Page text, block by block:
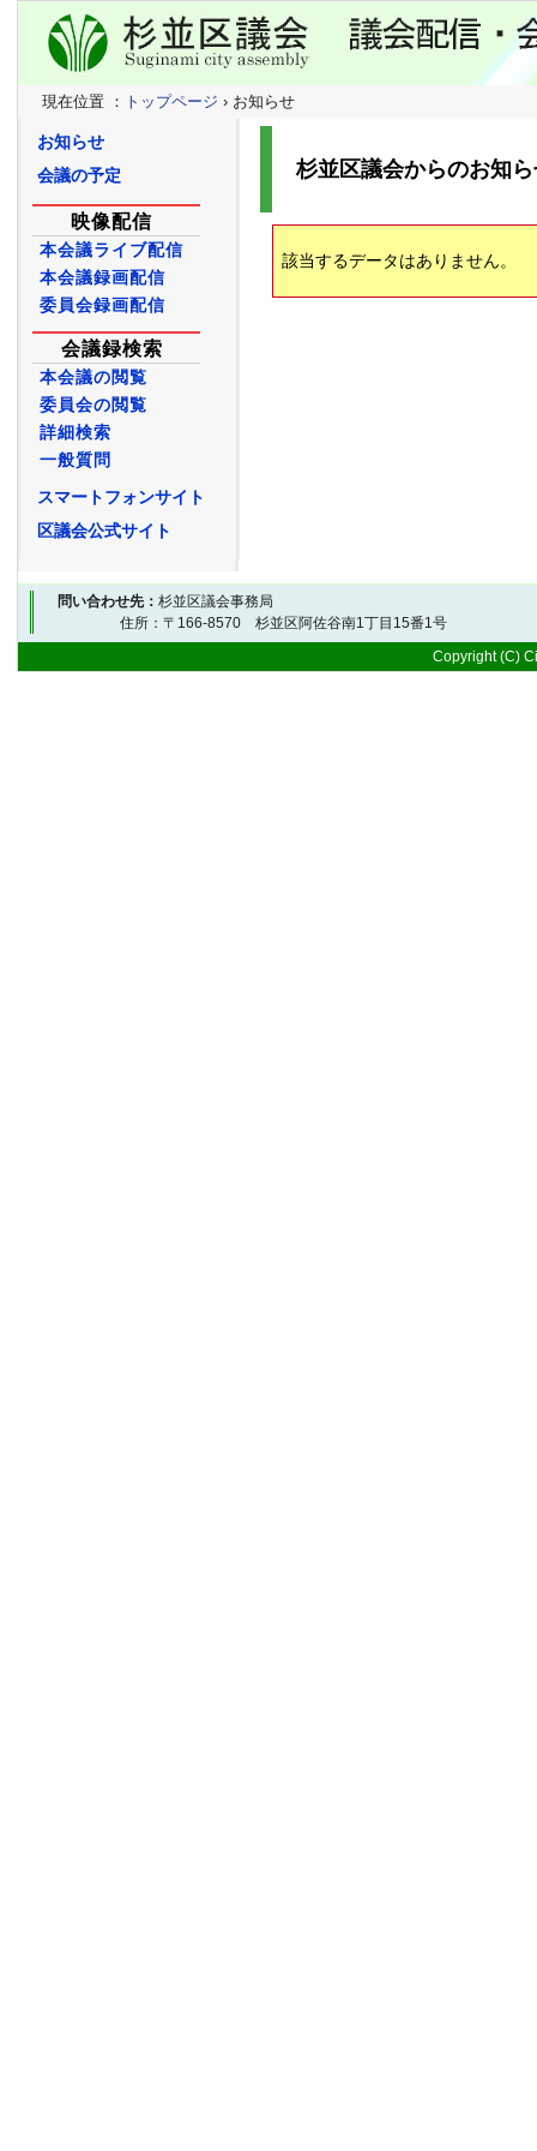
現在位置 ： トップページ › お知らせ
杉並区議会からのお知
該当するデータはありません。
お知らせ
会議の予定
映像配信
本会議ライブ配信
本会議録画配信
委員会録画配信
会議録検索
本会議の閲覧
委員会の閲覧
詳細検索
一般質問
スマートフォンサイト
区議会公式サイト
問い合わせ先： 杉並区議会事務局
住所：〒166-8570 杉並区阿佐谷南1丁目15番1号 電
Copyright (C)